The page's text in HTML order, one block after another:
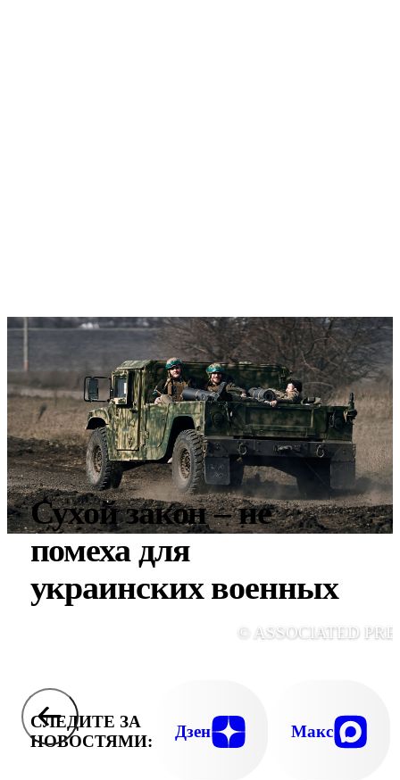
Сухой закон – не
помеха для
украинских военных
© ASSOCIATED
СЛЕДИТЕ ЗА
НОВОСТЯМИ:
Дзен Макс